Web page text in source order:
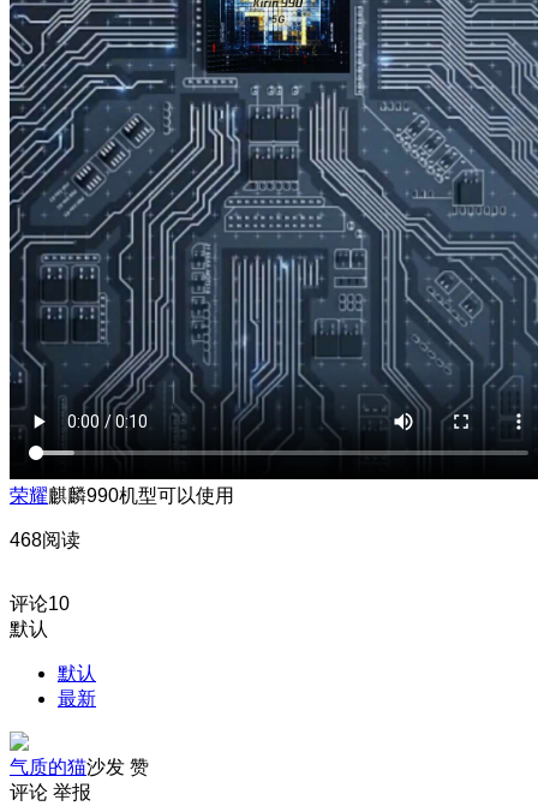
荣耀麒麟990机型可以使用
468阅读
评论10
默认
默认
最新
气质的猫沙发 赞
评论 举报